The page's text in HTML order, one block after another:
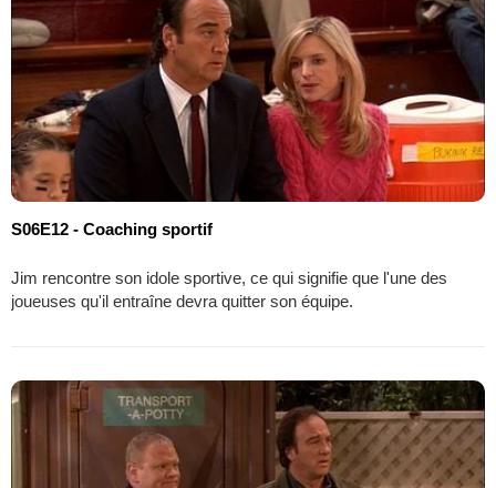
S06E12 - Coaching sportif
Jim rencontre son idole sportive, ce qui signifie que l'une des
joueuses qu'il entraîne devra quitter son équipe.